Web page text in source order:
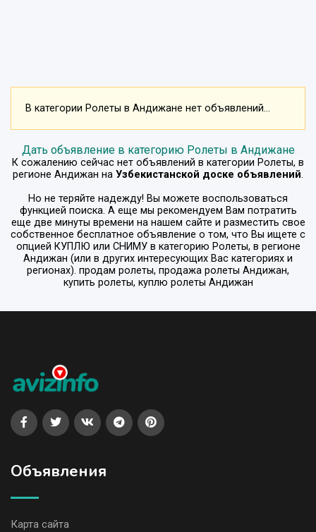
В категории Ролеты в Андижане нет объявлений...
Дать объявление в категорию Ролеты в Андижане
К сожалению сейчас нет объявлений в категории Ролеты, в
регионе Андижан на Узбекистанской доске объявлений.
Но не теряйте надежду! Вы можете воспользоваться
функцией поиска. А еще мы рекомендуем Вам потратить
еще две минуты времени на нашем сайте и разместить свое
собственное бесплатное объявление о том, что Вы ищете с
опцией КУПЛЮ или СНИМУв категорию Ролеты, в регионе
Андижан (или в других интересующих Вас категориях и
регионах). продам ролеты, продажа ролеты Андижан,
купить ролеты, куплю ролеты Андижан
Объявления
Карта сайта